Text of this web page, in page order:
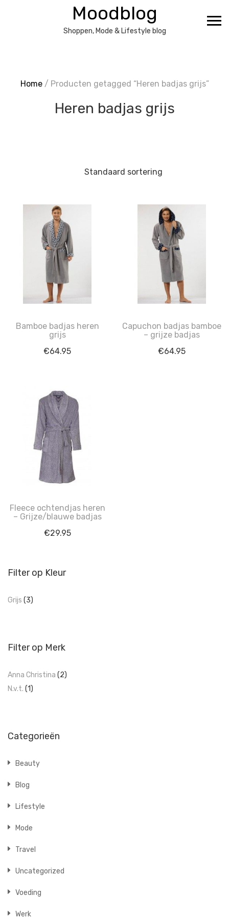
Moodblog
Shoppen, Mode & Lifestyle blog
Home/ Producten getagged “Heren badjas grijs”
Heren badjas grijs
Bamboe badjas heren
grijs
€64.95
Capuchon badjas bamboe
– grijze badjas
€64.95
Fleece ochtendjas heren
– Grijze/blauwe badjas
€29.95
Filter op Kleur
Grijs (3)
Filter op Merk
Anna Christina (2)
N.v.t. (1)
Categorieën
Beauty
Blog
Lifestyle
Mode
Travel
Uncategorized
Voeding
Werk